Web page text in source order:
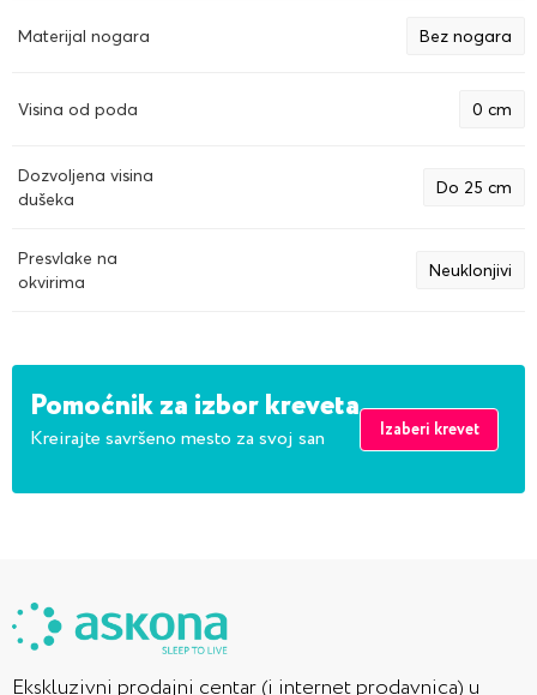
Materijal nogara Bez nogara
Visina od poda 0 cm
Dozvoljena visina
dušeka
Do 25 cm
Presvlake na
okvirima
Neuklonjivi
Pomoćnik za izbor kreveta
Kreirajte savršeno mesto za svoj san Izaberi krevet
Ekskluzivni prodajni centar (i internet prodavnica) u